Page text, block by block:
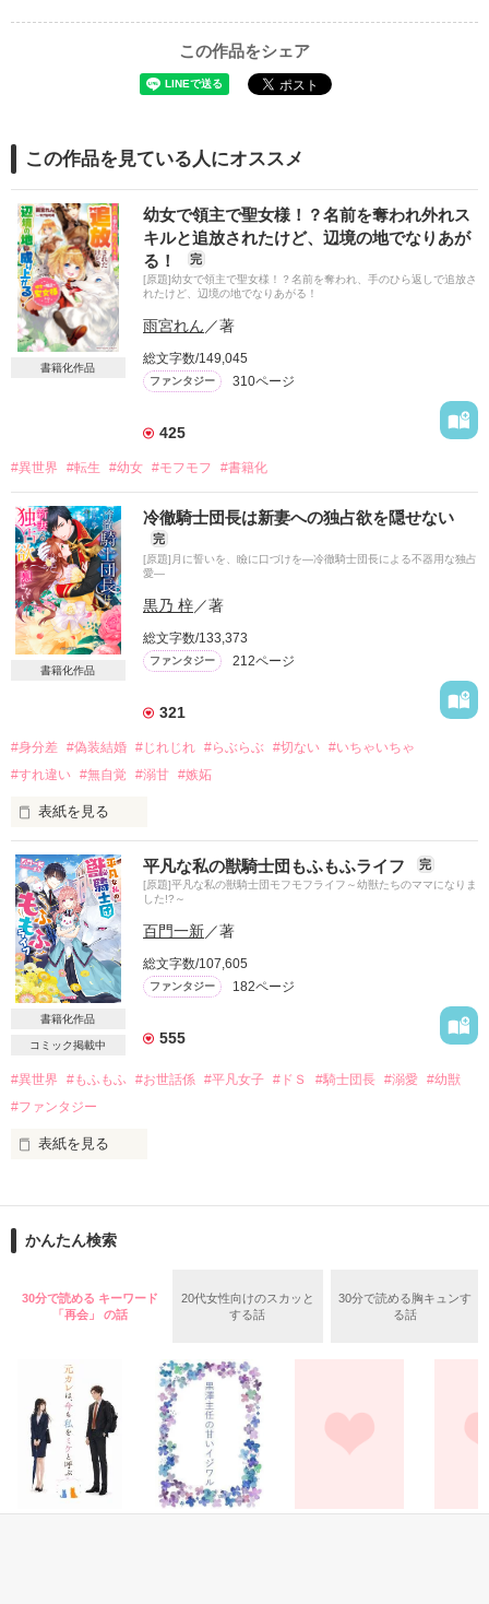
この作品をシェア
この作品を見ている人にオススメ
書籍化作品
幼女で領主で聖女様！？名前を奪われ外れス
キルと追放されたけど、辺境の地でなりあが
る！
完
[原題]幼女で領主で聖女様！？名前を奪われ、手のひら返しで追放さ
れたけど、辺境の地でなりあがる！
雨宮れん／著
総文字数/149,045
ファンタジー 310ページ
425
#異世界 #転生 #幼女 #モフモフ #書籍化
書籍化作品
冷徹騎士団長は新妻への独占欲を隠せない
完
[原題]月に誓いを、瞼に口づけを―冷徹騎士団長による不器用な独占
愛―
黒乃 梓／著
総文字数/133,373
ファンタジー 212ページ
321
#身分差 #偽装結婚 #じれじれ #らぶらぶ #切ない #いちゃいちゃ
#すれ違い #無自覚 #溺甘 #嫉妬
表紙を見る
アルント王国の歴史は古く、王国成立の伝説は
今もなお人々に語り継がれている
王国の誇る最強の騎士団『アルノー夜警団』
国王直属の管轄にあり、彼らは王や城を含め
国民の安穏な暮らしを維持するため
警護・官憲組織の役割も担っていた
『ある男の館にひとりの女性が捕われているという話だ
い』
トップに立つ双璧元帥のふたりが動くことになる
どこにいても祈っているから
2018.7.31～2018.11.1
彩菜夢さん　星影かぐやさん
まる・θ・さん　柚アイスさん
レビューありがとうございます！
・。*・。*・。*・。*・。*・。*・。*・。*・。*・。*・
書籍化作品
コミック掲載中
平凡な私の獣騎士団もふもふライフ 完
[原題]平凡な私の獣騎士団モフモフライフ～幼獣たちのママになりま
した!?～
百門一新／著
総文字数/107,605
ファンタジー 182ページ
555
#異世界 #もふもふ #お世話係 #平凡女子 #ドＳ #騎士団長 #溺愛 #幼獣
#ファンタジー
表紙を見る
就職試験に落ちまくりだったある日、
用）！
獣〟。
「本日付けで、『幼獣の世話係り』を任命する」
赤ちゃん獣たちのお世話係に大抜擢!?
おまけに団長の〝未来の相棒獣〟に見初められ（？）て
彼の教育まで任されることになり…
かんたん検索
30分で読める キーワード
「再会」 の話
20代女性向けのスカッと
する話
30分で読める胸キュンす
る話